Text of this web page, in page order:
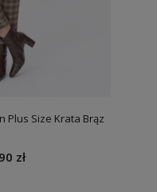
Plus Size Krata Brąz
zł